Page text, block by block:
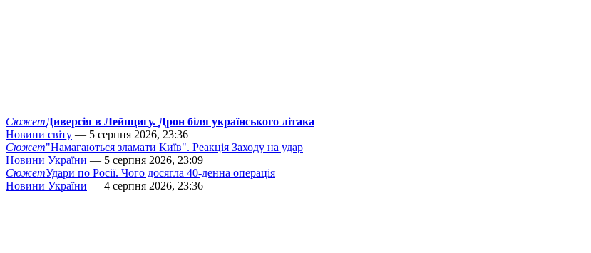
СюжетДиверсія в Лейпцигу. Дрон біля українського літака
Новини світу — 5 серпня 2026, 23:36
Сюжет"Намагаються зламати Київ". Реакція Заходу на удар
Новини України — 5 серпня 2026, 23:09
СюжетУдари по Росії. Чого досягла 40-денна операція
Новини України — 4 серпня 2026, 23:36